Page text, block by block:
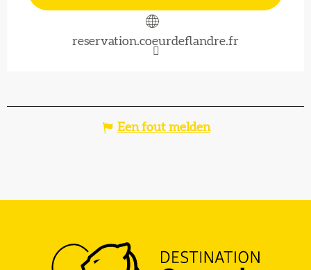
reservation.coeurdeflandre.fr
Een fout melden